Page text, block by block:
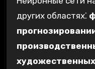
других областях⁚